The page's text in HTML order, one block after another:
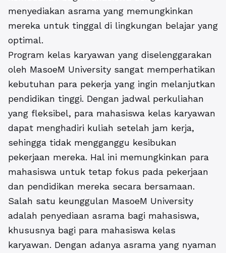
menyediakan asrama yang memungkinkan
mereka untuk tinggal di lingkungan belajar yang
optimal.
Program kelas karyawan yang diselenggarakan
oleh MasoeM University sangat memperhatikan
kebutuhan para pekerja yang ingin melanjutkan
pendidikan tinggi. Dengan jadwal perkuliahan
yang fleksibel, para mahasiswa kelas karyawan
dapat menghadiri kuliah setelah jam kerja,
sehingga tidak mengganggu kesibukan
pekerjaan mereka. Hal ini memungkinkan para
mahasiswa untuk tetap fokus pada pekerjaan
dan pendidikan mereka secara bersamaan.
Salah satu keunggulan MasoeM University
adalah penyediaan asrama bagi mahasiswa,
khususnya bagi para mahasiswa kelas
karyawan. Dengan adanya asrama yang nyaman